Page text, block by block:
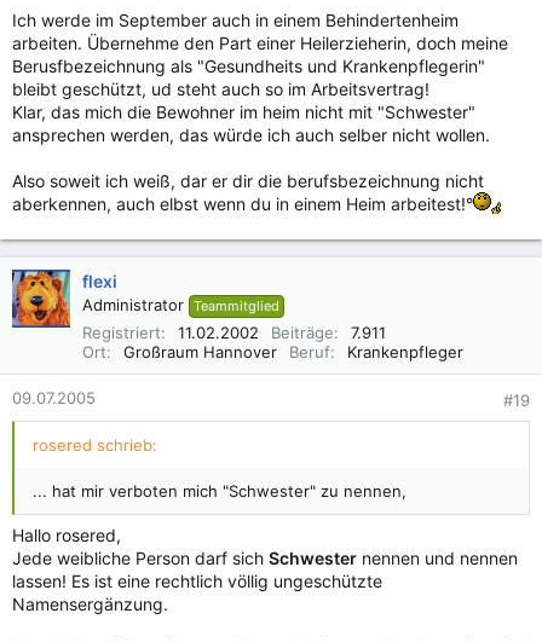
Ich werde im September auch in einem Behindertenheim
arbeiten. Übernehme den Part einer Heilerzieherin, doch meine
Berusfbezeichnung als "Gesundheits und Krankenpflegerin"
bleibt geschützt, ud steht auch so im Arbeitsvertrag!
Klar, das mich die Bewohner im heim nicht mit "Schwester"
ansprechen werden, das würde ich auch selber nicht wollen.
Also soweit ich weiß, dar er dir die berufsbezeichnung nicht
aberkennen, auch elbst wenn du in einem Heim arbeitest!°
flexi
Administrator Teammitglied
Registriert 11.02.2002 Beiträge
7.911
Ort
Großraum Hannover Beruf Krankenpfleger
09.07.2005 #19
rosered schrieb:
... hat mir verboten mich "Schwester" zu nennen,
Hallo rosered,
Jede weibliche Person darf sich Schwester nennen und nennen
lassen! Es ist eine rechtlich völlig ungeschützte
Namensergänzung.